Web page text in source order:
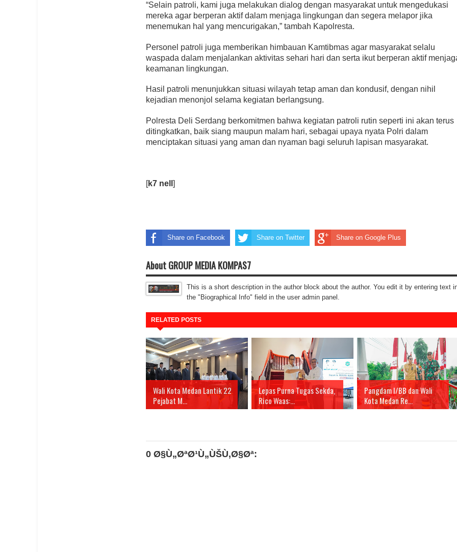
“Selain patroli, kami juga melakukan dialog dengan masyarakat untuk mengedukasi
mereka agar berperan aktif dalam menjaga lingkungan dan segera melapor jika
menemukan hal yang mencurigakan,” tambah Kapolresta.
Personel patroli juga memberikan himbauan Kamtibmas agar masyarakat selalu
waspada dalam menjalankan aktivitas sehari hari dan serta ikut berperan aktif
keamanan lingkungan.
Hasil patroli menunjukkan situasi wilayah tetap aman dan kondusif, dengan nihil
kejadian menonjol selama kegiatan berlangsung.
Polresta Deli Serdang berkomitmen bahwa kegiatan patroli rutin seperti ini akan terus
ditingkatkan, baik siang maupun malam hari, sebagai upaya nyata Polri dalam
menciptakan situasi yang aman dan nyaman bagi seluruh lapisan masyarakat.
[k7 nell ]
Share on Facebook Share on Twitter Share on Google Plus
About GROUP MEDIA KOMPAS7
This is a short description in the author block about the author. You edit it by entering text
the "Biographical Info" field in the user admin panel.
RELATED POSTS
Wali Kota Medan Lantik 22
Pejabat M...
Lepas Purna Tugas Sekda,
Rico Waas:...
Pangdam I/BB dan Wali
Kota Medan Re...
0 Ø§Ù„ØªØ¹Ù„ÙŠÙ‚Ø§Øª: